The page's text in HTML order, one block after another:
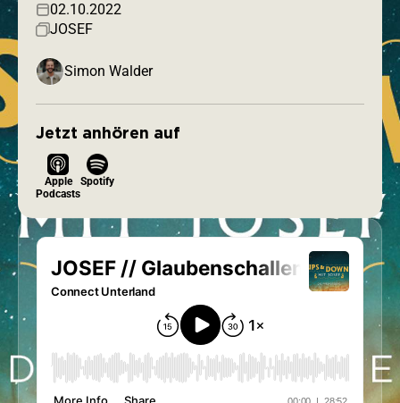
02.10.2022
JOSEF
Simon Walder
Jetzt anhören auf
Apple
Podcasts
Spotify